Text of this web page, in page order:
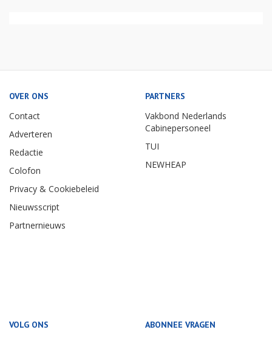
OVER ONS
Contact
Adverteren
Redactie
Colofon
Privacy & Cookiebeleid
Nieuwsscript
Partnernieuws
PARTNERS
Vakbond Nederlands
Cabinepersoneel
TUI
NEWHEAP
VOLG ONS ABONNEE VRAGEN